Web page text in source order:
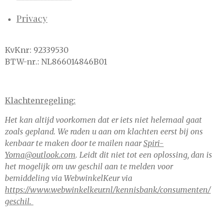
Privacy
KvKnr: 92339530
BTW-nr.: NL866014846B01
Klachtenregeling:
Het kan altijd voorkomen dat er iets niet helemaal gaat
zoals gepland. We raden u aan om klachten eerst bij ons
kenbaar te maken door te mailen naarSpiri-
Yoma@outlook.com. Leidt dit niet tot een oplossing, dan is
het mogelijk om uw geschil aan te melden voor
bemiddeling via WebwinkelKeur via
https://www.webwinkelkeur.nl/kennisbank/consumenten/
geschil.